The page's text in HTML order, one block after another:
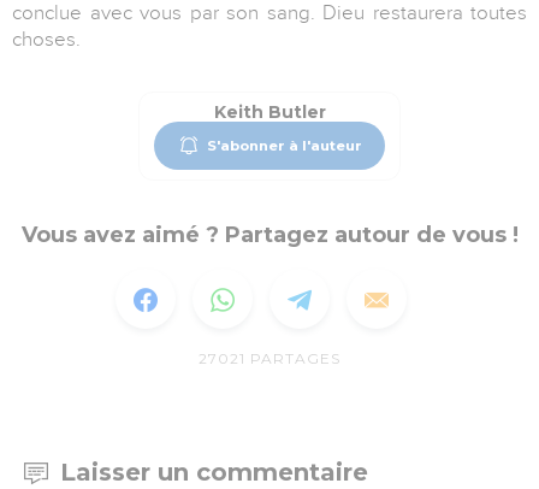
conclue avec vous par son sang. Dieu restaurera toutes
choses.
Keith Butler
S'abonner à l'auteur
Vous avez aimé ? Partagez autour de vous !
27021 PARTAGES
Laisser un commentaire